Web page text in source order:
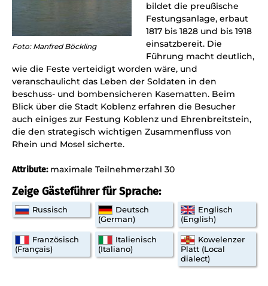
Foto: Manfred Böckling
bildet die preußische
Festungsanlage, erbaut
1817 bis 1828 und bis 1918
einsatzbereit. Die
Führung macht deutlich,
wie die Feste verteidigt worden wäre, und
veranschaulicht das Leben der Soldaten in den
beschuss- und bombensicheren Kasematten. Beim
Blick über die Stadt Koblenz erfahren die Besucher
auch einiges zur Festung Koblenz und Ehrenbreitstein,
die den strategisch wichtigen Zusammenfluss von
Rhein und Mosel sicherte.
Attribute: maximale Teilnehmerzahl 30
Zeige Gästeführer für Sprache:
Russisch
Deutsch
(German)
Englisch
(English)
Französisch
(Français)
Italienisch
(Italiano)
Kowelenzer
Platt (Local
dialect)